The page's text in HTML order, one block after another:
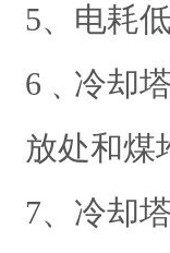
5、电耗
6﹑冷却
放处和煤
7、冷却